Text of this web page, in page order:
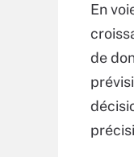
En
de